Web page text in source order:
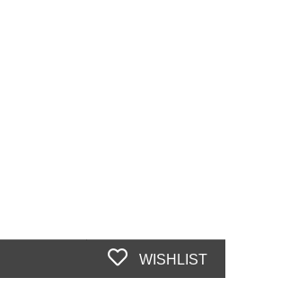
WISHLIST